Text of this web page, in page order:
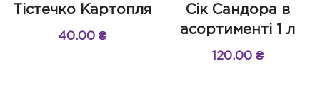
Тістечко Картопля
40.00₴
Сік Сандора в
асортименті 1 л
120.00 ₴